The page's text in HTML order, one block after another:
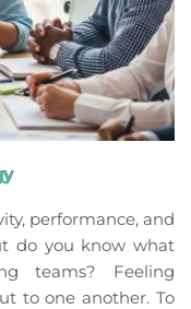
performance, and
do you know what
teams? Feeling
to one another. To